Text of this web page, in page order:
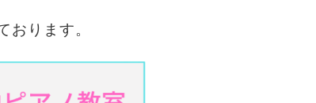
おります。